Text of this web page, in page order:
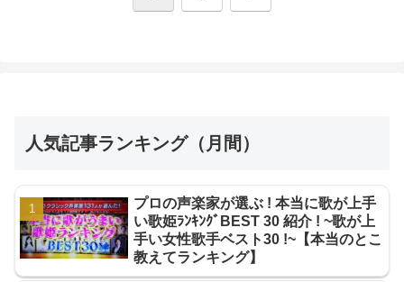
人気記事ランキング（月間）
プロの声楽家が選ぶ ! 本当に歌が上手
い歌姫ﾗﾝｷﾝｸﾞBEST 30 紹介 ! ~歌が上
手い女性歌手ベスト30 !~【本当のとこ
教えてランキング】